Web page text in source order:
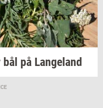
bål på Lan­geland